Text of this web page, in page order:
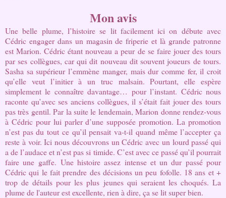
Mon avis
Une belle plume, l’histoire se lit facilement ici on débute avec
Cédric engager dans un magasin de friperie et là grande patronne
est Marion. Cédric étant nouveau a peur de se faire jouer des tours
par ses collègues, car qui dit nouveau dit souvent joueurs de tours.
Sasha sa supérieur l’emmène manger, mais dur comme fer, il croit
qu’elle veut l’initier à un truc malsain. Pourtant, elle espère
simplement le connaître davantage… pour l’instant. Cédric nous
raconte qu’avec ses anciens collègues, il s’était fait jouer des tours
pas très gentil. Par la suite le lendemain, Marion donne rendez-vous
à Cédric pour lui parler d’une supposée promotion. La promotion
n’est pas du tout ce qu’il pensait va-t-il quand même l’accepter ça
reste à voir. Ici nous découvrons un Cédric avec un lourd passé qui
a de l’audace et n’est pas si timide. C’est avec ce passé qu’il pourrait
faire une gaffe. Une histoire assez intense et un dur passé pour
Cédric qui le fait prendre des décisions un peu fofolle. 18 ans et +
trop de détails pour les plus jeunes qui seraient les choqués. La
plume de l'auteur est excellente, rien à dire, ça se lit super bien.